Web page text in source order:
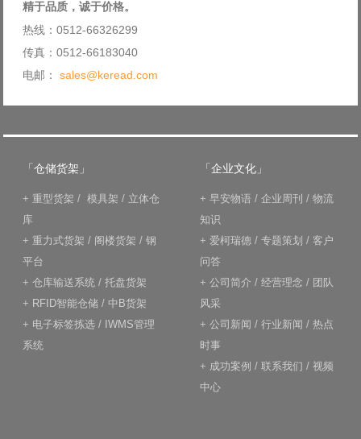
精于品质，诚于价格。
热线：0512-66326299
传真：0512-66183040
电邮： sales@keread.com
「仓储货架」
+ 重型货架 / 模具架 / 立体仓
库
+ 重力式货架 / 阁楼货架 / 钢
平台
+ 仓库输送系统 / 托盘货架
+ RFID智能仓储 / 中B货架
+ 电子标签拣选 / IWMS管理
系统
「企业文化」
+ 早安物语 / 企业周刊 / 物流
知识
+ 爱柯瑞德 / 专题策划 / 客户
问答
+ 公司简介 / 经营理念 / 团队
风采
+ 公司新闻 / 行业新闻 / 热点
时事
+ 成功案例 / 联系我们 / 视频
中心